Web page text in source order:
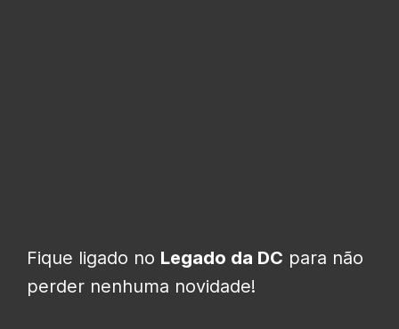
Fique ligado no Legado da DC para não
perder nenhuma novidade!